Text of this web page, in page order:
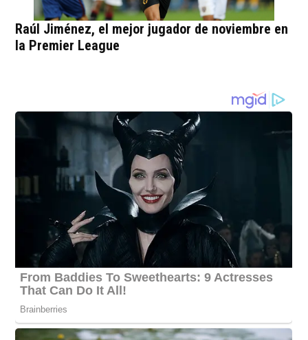
Raúl Jiménez, el mejor jugador de noviembre en
la Premier League